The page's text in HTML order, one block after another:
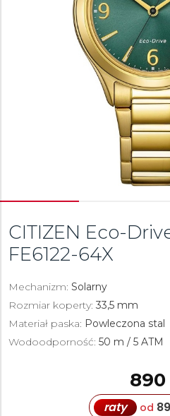
CITIZEN Eco-
FE6122-64X
Mechanizm: Solarny
Rozmiar koperty: 33,5 mm
Materiał paska: Powleczona stal
Wodoodporność: 50 m / 5 ATM
890
raty od